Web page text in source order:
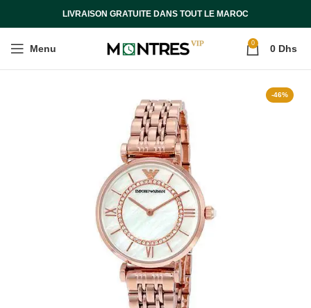
LIVRAISON GRATUITE DANS TOUT LE MAROC
Menu 0 0 Dhs
-46%